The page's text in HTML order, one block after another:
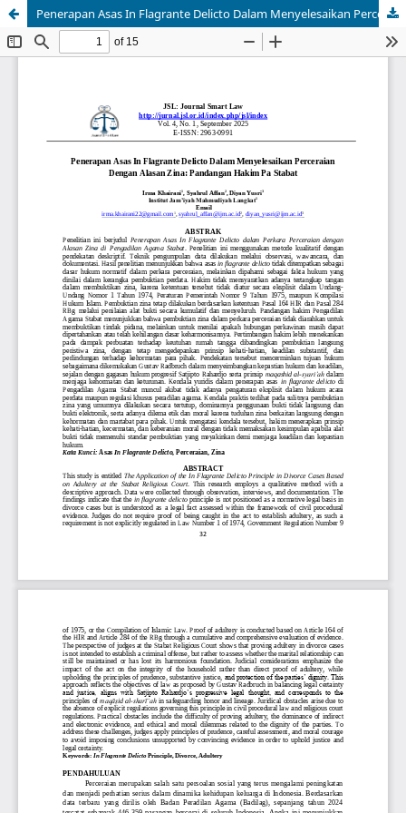
Penerapan Asas In Flagrante Delicto Dalam Menyelesaikan Perceraian Dengan Alasan Zina: Pandangan Hakim Pa Stabat